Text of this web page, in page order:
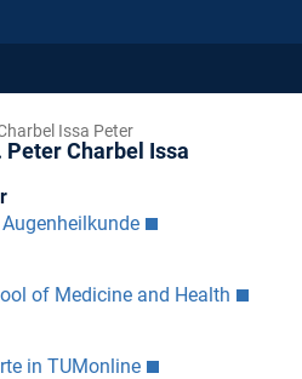
Issa Peter
Peter Charbel Issa
of Medicine and Health
in TUMonline